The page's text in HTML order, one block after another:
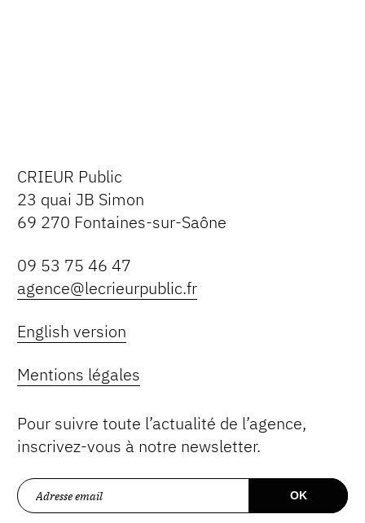
CRIEUR Public
23 quai JB Simon
69 270 Fontaines-sur-Saône
09 53 75 46 47
agence@lecrieurpublic.fr
English version
Mentions légales
Pour suivre toute l’actualité de l’agence,
inscrivez-vous à notre newsletter.